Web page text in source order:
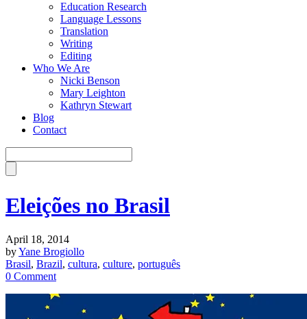
Education Research
Language Lessons
Translation
Writing
Editing
Who We Are
Nicki Benson
Mary Leighton
Kathryn Stewart
Blog
Contact
Eleições no Brasil
April 18, 2014
byYane Brogiollo
Brasil, Brazil, cultura, culture, português
0 Comment